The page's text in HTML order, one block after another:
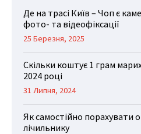
Де на трасі Київ – Чоп є
фото- та відеофіксації
25 Березня, 2025
Скільки коштує 1 грам
2024 році
31 Липня, 2024
Як самостійно порахувати
лічильнику